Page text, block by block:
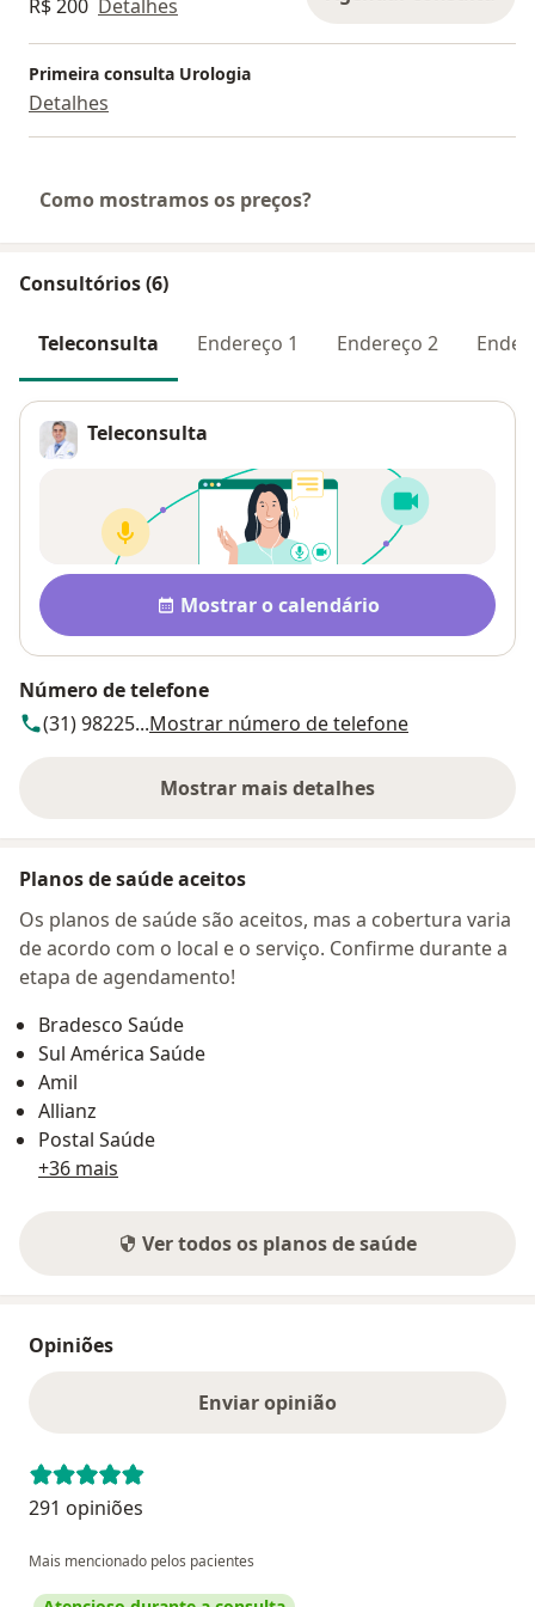
2016); XVII Congresso Mineiro de
Urologia (Belo Horizonte, 2014); VII Jornada Mineira de
Urologia (Belo Horizonte, 2013);
Congresso Internacional de Cirurgia do Trauma (Rio
de Janeiro, 2012)
R$ 200 Detalhes
Primeira consulta Urologia
Detalhes
Como mostramos os preços?
Consultórios (6)
Teleconsulta Endereço 1 Endereço 2
Teleconsulta
Disponibilidade
Mostrar o calendário
Número de telefone
(31) 98225...Mostrar número de telefone
Mostrar mais detalhes
sobre o endereço
Planos de saúde aceitos
Os planos de saúde são aceitos, mas a cobertura varia
de acordo com o local e o serviço. Confirme durante a
etapa de agendamento!
Bradesco Saúde
Sul América Saúde
Amil
Allianz
Postal Saúde
+36 mais
Ver todos os planos de saúde
Opiniões
Enviar opinião
291 opiniões
Mais mencionado pelos pacientes